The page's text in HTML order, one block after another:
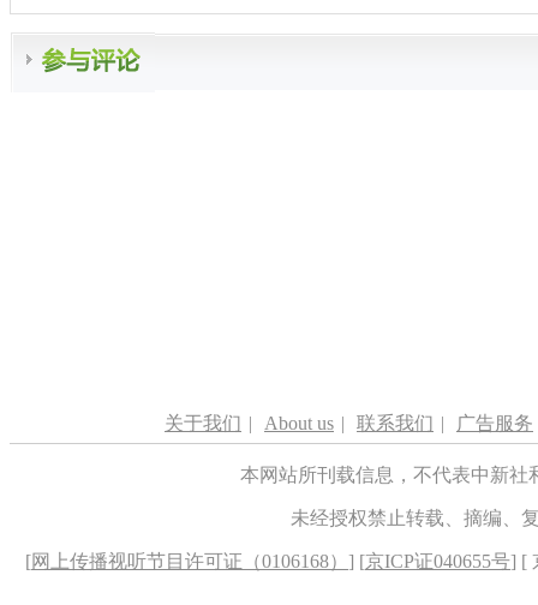
关于我们 | About us | 联系我们 | 广告服务
本网站所刊载信息，不代表中新
未经授权禁止转载、摘编、
[网上传播视听节目许可证（0106168） ] [京ICP证040655号] [